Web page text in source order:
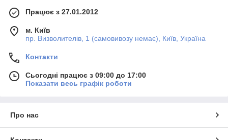
Працює з 27.01.2012
м. Київ
пр. Визволителів, 1 (самовивозу немає), Київ, Україна
Контакти
Сьогодні працює з 09:00 до 17:00
Показати весь графік роботи
Про нас